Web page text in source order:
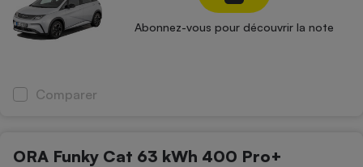
Abonnez-vous pour découvrir la note
Comparer
ORA Funky Cat 63 kWh 400 Pro+